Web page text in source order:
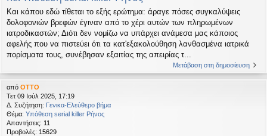
Και κάπου εδώ τίθεται το εξής ερώτημα: άραγε πόσες συγκαλύψεις
δολοφονιών βρεφών έγιναν από το χέρι αυτών των πληρωμένων
ιατροδικαστών; Διότι δεν νομίζω να υπάρχει ανάμεσα μας κάποιος
αφελής που να πιστεύει ότι τα κατ'εξακολούθηση λανθασμένα ιατρικά
πορίσματα τους, συνέβησαν εξαιτίας της απειρίας τ...
Μετάβαση στη δημοσίευση
από OTTO
Τετ 09 Ιούλ 2025, 17:19
Δ. Συζήτηση: Γενικα-Ελεύθερο βήμα
Θέμα: Υπόθεση serial killer Ρήνος
Απαντήσεις: 11
Προβολές: 15629